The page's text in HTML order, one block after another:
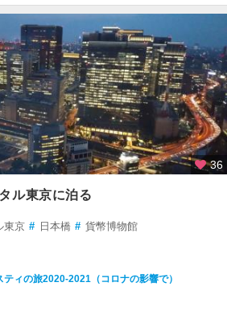
36
ル東京に泊る
東京 # 日本橋 # 貨幣博物館
ティの旅2020-2021（コロナの影響で）